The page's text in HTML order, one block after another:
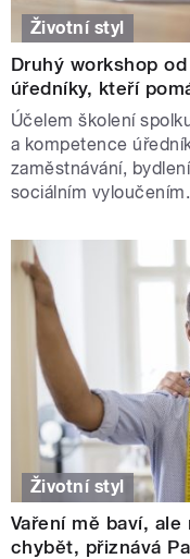
Životní styl
Druhý workshop
úředníky, kteří
Účelem školení
a kompetence
zaměstnávání,
sociálním vyloučením.
Životní styl
Vaření mě baví,
chybět, přiznává